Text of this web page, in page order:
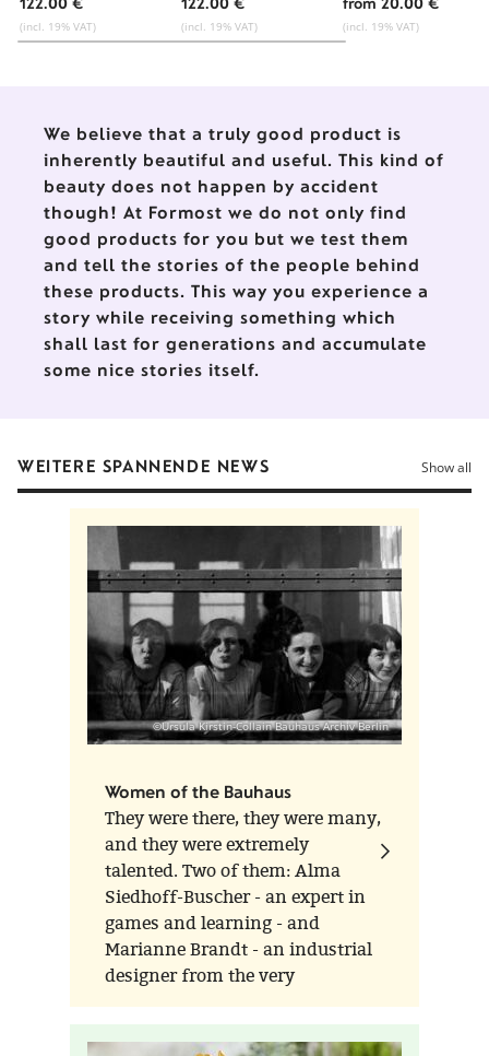
Keramik
122.00 €
(incl. 19% VAT)
Keramik
122.00 €
(incl. 19% VAT)
from 20.00 €
(incl. 19% VAT)
We believe that a truly good product is
inherently beautiful and useful. This kind of
beauty does not happen by accident
though! At Formost we do not only find
good products for you but we test them
and tell the stories of the people behind
these products. This way you experience a
story while receiving something which
shall last for generations and accumulate
some nice stories itself.
WEITERE SPANNENDE NEWS Show all
©Ursula Kirstin-Collain Bauhaus Archiv Berlin
Women of the Bauhaus
They were there, they were many,
and they were extremely
talented. Two of them: Alma
Siedhoff-Buscher - an expert in
games and learning - and
Marianne Brandt - an industrial
designer from the very
beginning.